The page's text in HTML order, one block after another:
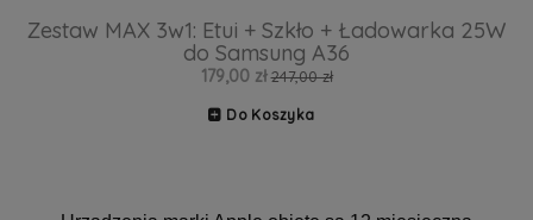
Zestaw MAX 3w1: Etui + Szkło + Ładowarka 25W
do Samsung A36
179,00 zł 247,00 zł
Do Koszyka